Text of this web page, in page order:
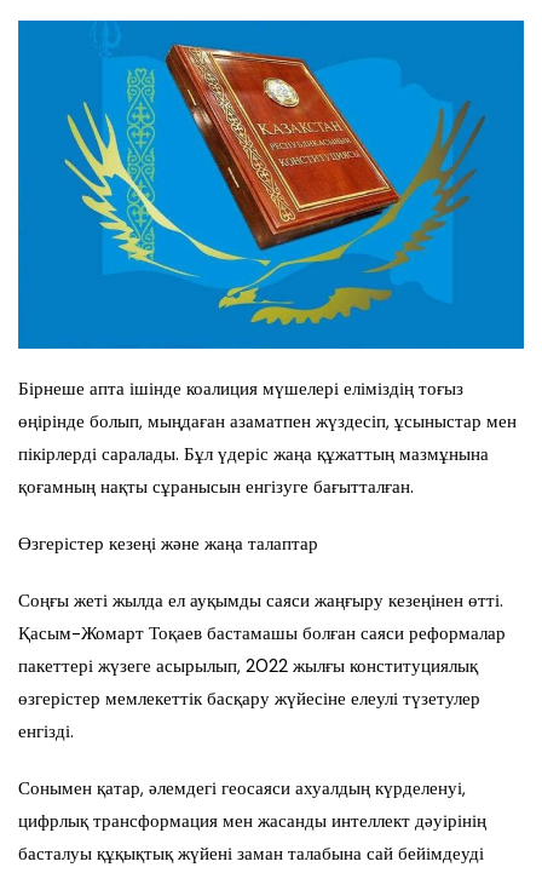
Бірнеше апта ішінде коалиция мүшелері еліміздің тоғыз
өңірінде болып, мыңдаған азаматпен жүздесіп, ұсыныстар мен
пікірлерді саралады. Бұл үдеріс жаңа құжаттың мазмұнына
қоғамның нақты сұранысын енгізуге бағытталған.
Өзгерістер кезеңі және жаңа талаптар
Соңғы жеті жылда ел ауқымды саяси жаңғыру кезеңінен өтті.
Қасым-Жомарт Тоқаев бастамашы болған саяси реформалар
пакеттері жүзеге асырылып, 2022 жылғы конституциялық
өзгерістер мемлекеттік басқару жүйесіне елеулі түзетулер
енгізді.
Сонымен қатар, әлемдегі геосаяси ахуалдың күрделенуі,
цифрлық трансформация мен жасанды интеллект дәуірінің
басталуы құқықтық жүйені заман талабына сай бейімдеуді